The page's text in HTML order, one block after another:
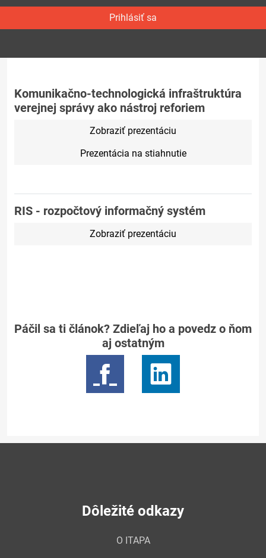
Prihlásiť sa
Komunikačno-technologická infraštruktúra
verejnej správy ako nástroj reforiem
Zobraziť prezentáciu
Prezentácia na stiahnutie
RIS - rozpočtový informačný systém
Zobraziť prezentáciu
Páčil sa ti článok? Zdieľaj ho a povedz o ňom
aj ostatným
Dôležité odkazy
O ITAPA